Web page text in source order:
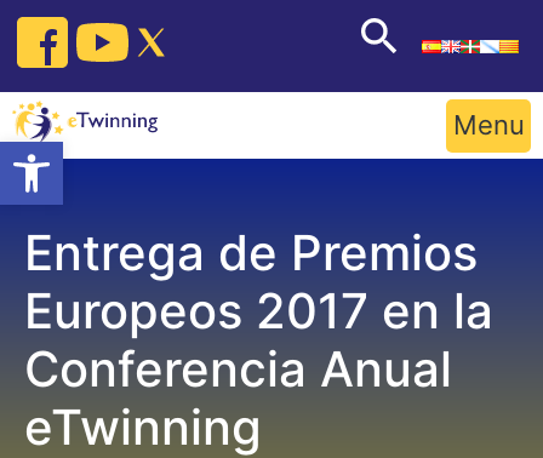
Open toolbar
Skip
content
Menu
Entrega de Premios
Europeos 2017 en la
Conferencia Anual
eTwinning